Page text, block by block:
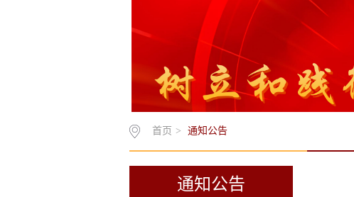
首页 > 通知公告
通知公告